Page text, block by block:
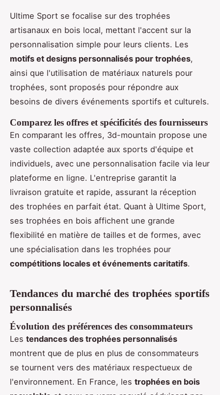
Ultime Sport se focalise sur des trophées
artisanaux en bois local, mettant l'accent sur la
personnalisation simple pour leurs clients. Les
motifs et designs personnalisés pour trophées,
ainsi que l'utilisation de matériaux naturels pour
trophées, sont proposés pour répondre aux
besoins de divers événements sportifs et culturels.
Comparez les offres et spécificités des fournisseurs
En comparant les offres, 3d-mountain propose une
vaste collection adaptée aux sports d'équipe et
individuels, avec une personnalisation facile via leur
plateforme en ligne. L'entreprise garantit la
livraison gratuite et rapide, assurant la réception
des trophées en parfait état. Quant à Ultime Sport,
ses trophées en bois affichent une grande
flexibilité en matière de tailles et de formes, avec
une spécialisation dans les trophées pour
compétitions locales et événements caritatifs.
Tendances du marché des trophées sportifs
personnalisés
Évolution des préférences des consommateurs
Les tendances des trophées personnalisés
montrent que de plus en plus de consommateurs
se tournent vers des matériaux respectueux de
l'environnement. En France, les trophées en bois